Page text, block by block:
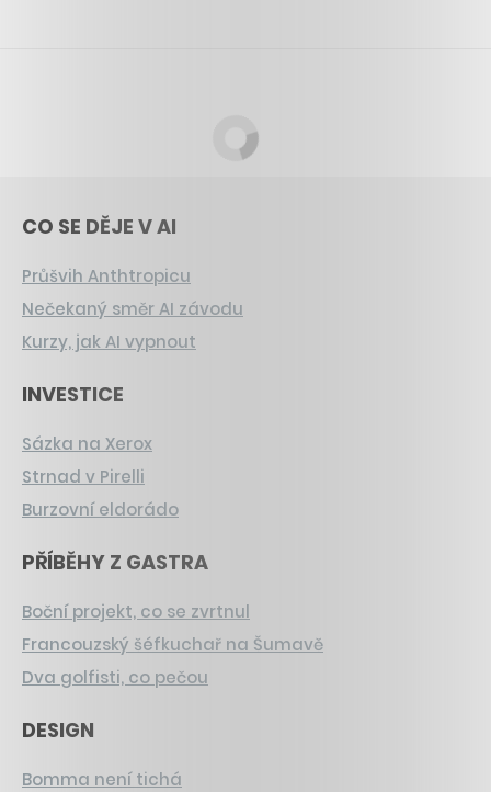
CO SE DĚJE V AI
Průšvih Anthtropicu
Nečekaný směr AI závodu
Kurzy, jak AI vypnout
INVESTICE
Sázka na Xerox
Strnad v Pirelli
Burzovní eldorádo
PŘÍBĚHY Z GASTRA
Boční projekt, co se zvrtnul
Francouzský šéfkuchař na Šumavě
Dva golfisti, co pečou
DESIGN
Bomma není tichá